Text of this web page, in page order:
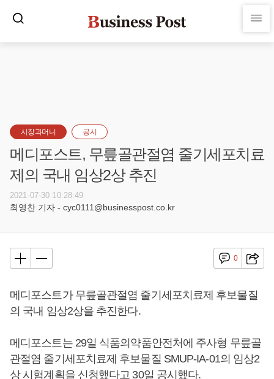
시장과머니 공시
메디포스트, 무릎골관절염 줄기세포치료
제의 국내 임상2상 추진
2021-07-30 10:28:49
최영찬 기자 - cyc0111@businesspost.co.kr
0
메디포스트가 무릎골관절염 줄기세포치료제 후보물질
의 국내 임상2상을 추진한다.
메디포스트는 29일 식품의약품안전처에 주사형 무릎골
관절염 줄기세포치료제 후보물질 SMUP-IA-01의 임상2
상 시험계획을 신청했다고 30일 공시했다.